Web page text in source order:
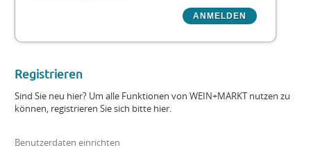
Registrieren
Sind Sie neu hier? Um alle Funktionen von WEIN+MARKT nutzen zu
können, registrieren Sie sich bitte hier.
Benutzerdaten einrichten